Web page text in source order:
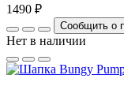
1490 ₽
Сообщить о
Нет в наличии